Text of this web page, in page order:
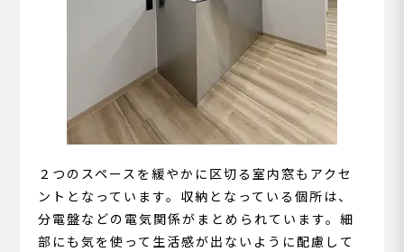
２つのスペースを緩やかに区切る室内窓もアクセ
ントとなっています。収納となっている個所は、
分電盤などの電気関係がまとめられています。細
部にも気を使って生活感が出ないように配慮して